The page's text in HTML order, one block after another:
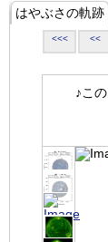
はやぶさの軌跡
<<< <<
♪この